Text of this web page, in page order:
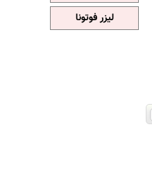
لیزر فوتونا